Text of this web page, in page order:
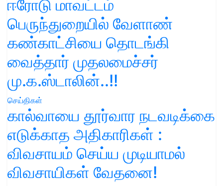
ஈரோடு மாவட்டம்
பெருந்துறையில் வேளாண்
கண்காட்சியை தொடங்கி
வைத்தார் முதலமைச்சர்
மு.க.ஸ்டாலின்..!!
செய்திகள்
கால்வாயை தூர்வார நடவடிக்கை
எடுக்காத அதிகாரிகள் :
விவசாயம் செய்ய முடியாமல்
விவசாயிகள் வேதனை!